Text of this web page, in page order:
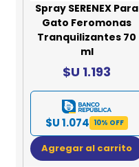
Spray SERENEX Para
Gato Feromonas
Tranquilizantes 70
ml
$U 1.193
$U 1.074 10% OFF
Agregar al carrito